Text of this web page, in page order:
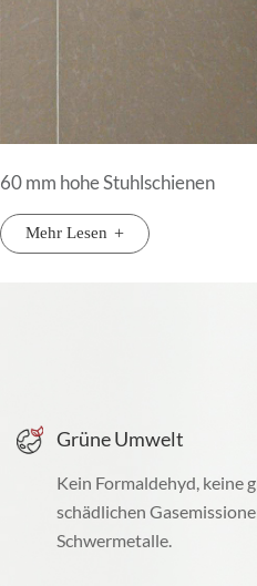
60 mm hohe Stuhlschienen
Mehr Lesen +
Grüne Umwelt
Kein Formaldehyd, keine
schädlichen
Schwermetalle.